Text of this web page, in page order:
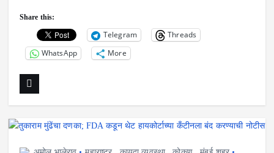
Share this:
Telegram
Threads
WhatsApp
More